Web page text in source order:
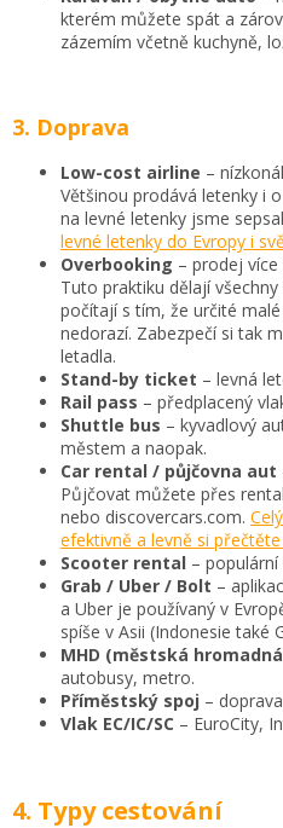
kterém můžete spát a
zázemím včetně kuchyně,
3. Doprava
Low-cost airline –
Většinou prodává letenky i
na levné letenky jsme
levné letenky do Evropy i
Overbooking – prodej
Tuto praktiku dělají
počítají s tím, že určité
nedorazí. Zabezpečí si tak
letadla.
Stand-by ticket – levná
Rail pass – předplacený
Shuttle bus – kyvadlový
městem a naopak.
Car rental / půjčovna aut
Půjčovat můžete přes
nebo discovercars.com.
efektivně a levně si přečtěte
Scooter rental –
Grab / Uber / Bolt –
a Uber je používaný v
spíše v Asii (Indonesie také
MHD (městská
autobusy, metro.
Příměstský spoj –
Vlak EC/IC/SC – EuroCity,
4. Typy cestování